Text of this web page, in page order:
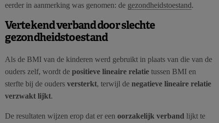
eerder in aanmerking was genomen: de gezondheidstoestand.
Vertekend verband door slechte
gezondheidstoestand
Als de BMI van de kinderen werd gebruikt in plaats van die van de
ouders zelf, wordt de positieve lineaire relatie tussen BMI en
sterfte bij de ouders versterkt, terwijl de negatieve lineaire relatie
verzwakt lijkt.
De resultaten wijzen erop dat er een oorzakelijk verband lijkt te